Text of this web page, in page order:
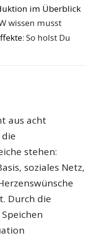
im Überblick
wissen musst
: So holst Du
aus acht
stehen:
soziales Netz,
Durch die